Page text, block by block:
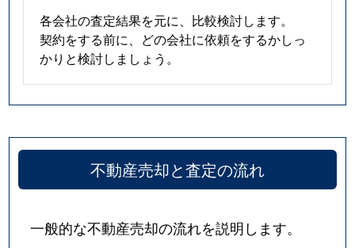
各会社の査定結果を元に、比較検討します。
契約をする前に、どの会社に依頼をするかしっ
かりと検討しましょう。
不動産売却と査定の流れ
一般的な不動産売却の流れを説明します。